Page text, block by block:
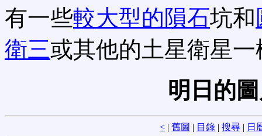
有一些較大型的隕石坑和
衛三或其他的土星衛星
明日的
< | 舊圖 | 目錄 | 搜尋 | 日